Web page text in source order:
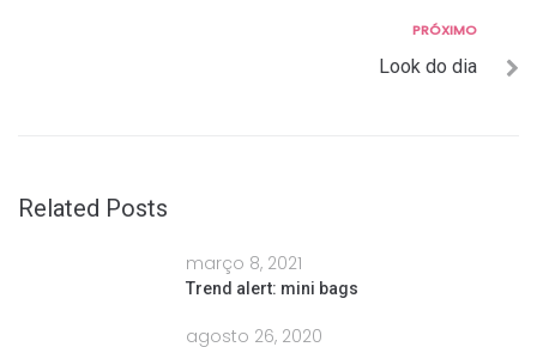
PRÓXIMO
Look do dia
Related Posts
março 8, 2021
Trend alert: mini bags
agosto 26, 2020